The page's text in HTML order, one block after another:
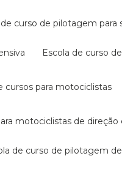
de curso de pilotagem para
escola de curso
cursos para motociclistas
motociclistas de direção
de curso de pilotagem